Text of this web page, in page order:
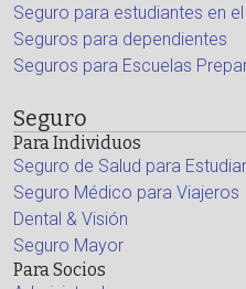
Seguro para estudiantes en
Seguros para dependientes
Seguros para Escuelas
Seguro
Para Individuos
Seguro de Salud para
Seguro Médico para Viajeros
Dental & Visión
Seguro Mayor
Para Socios